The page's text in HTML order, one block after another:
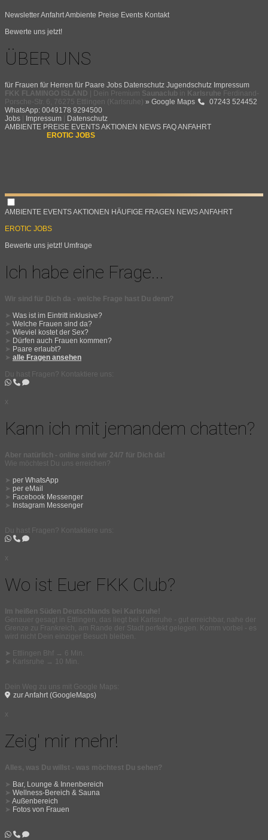
NewsletterAnfahrtAmbiente Preise Events Kontakt
Bewerte uns jetzt!
ÜBER UNS
für Frauen für Herren für Paare Jobs Datenschutz Jugendschutz Impressum
FKK FLAMINGO ISLAND | Dein Premium Saunaclub in Karlsruhe Ferdinand-
Porsche-Str. 6, 76275 Ettlingen (Karlsruhe) » Google Maps
07243 524452
WhatsApp: 0049178 9294500
Jobs
Impressum
Datenschutz
AMBIENTE PREISE EVENTSAKTIONEN NEWS FAQANFAHRT
EROTIC JOBS
AMBIENTE EVENTSAKTIONEN HÄUFIGE FRAGEN NEWSANFAHRT
EROTIC JOBS
Bewerte uns jetzt! Umfrage
Ich habe eine Frage...
Wir sind für Dich da - welche Frage hast Du denn?
➤ Was ist im Eintritt inklusive?
➤ Welche Frauen sind da?
➤ Wieviel kostet der Sex?
➤ Dürfen auch Frauen kommen?
➤ Paare erlaubt?
➤ alle Fragen ansehen
Du hast Fragen? Kontaktiere uns:
Kann ich mit jemandem chatten?
Aber natürlich - online sind wir 24/7 für Dich da!
Wie möchtest Du uns erreichen?
➤ per WhatsApp
➤ per eMail
➤ Facebook Messenger
➤ Instagram Messenger
Du hast Fragen? Kontaktiere uns:
Wo ist Euer FKK Club?
Im heißen Süden Deutschlands bei Karlsruhe!
Genauer gesagt in Ettlingen, das liegt bei Karlsruhe - gut erreichbar, nahe der
Grenze zu Frankreich, am Rande der Stadt perfekt gelegen. Komm vorbei - es
wird nicht Dein einziger Besuch bleiben.
➤ Ettlingen Bhf → 6 Min.
➤ Karlsruhe → 10 Min.
Dein Weg zu uns mit Google Maps:
zur Anfahrt (GoogleMaps)
Zeig' mir mehr!
Alles, was Du willst - was möchtest Du sehen?
➤ Bar, Lounge & Innenbereich
➤ Wellness-Bereich & Sauna
➤ Außenbereich
➤ Fotos von Frauen